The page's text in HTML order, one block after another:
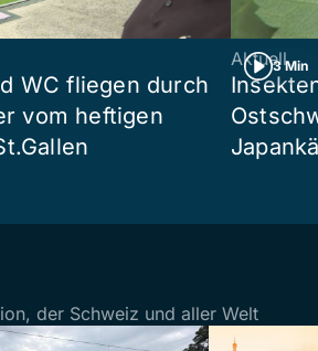
WC fliegen durch
vom heftigen
3 Min
Aktuell
der Schweiz und aller Welt